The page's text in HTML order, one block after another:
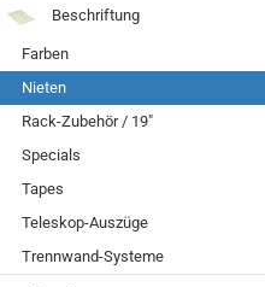
Beschriftung
Farben
Nieten
Rack-Zubehör / 19"
Specials
Tapes
Teleskop-Auszüge
Trennwand-Systeme